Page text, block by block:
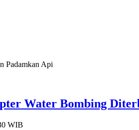
Padamkan Api
Water Bombing
WIB